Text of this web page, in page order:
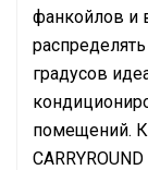
фанкойлов и
градусов
помещений.